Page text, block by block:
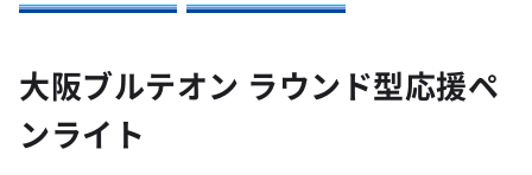
大阪ブルテオン ラウンド型応援ペ
ンライト